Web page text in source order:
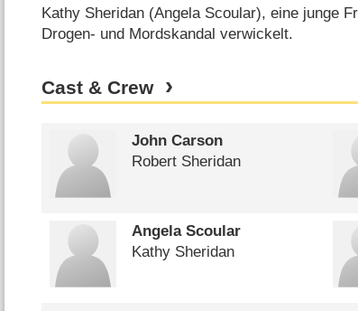
Kathy Sheridan (Angela Scoular), eine junge
Drogen- und Mordskandal verwickelt.
Cast & Crew
John Carson
Robert Sheridan
Angela Scoular
Kathy Sheridan